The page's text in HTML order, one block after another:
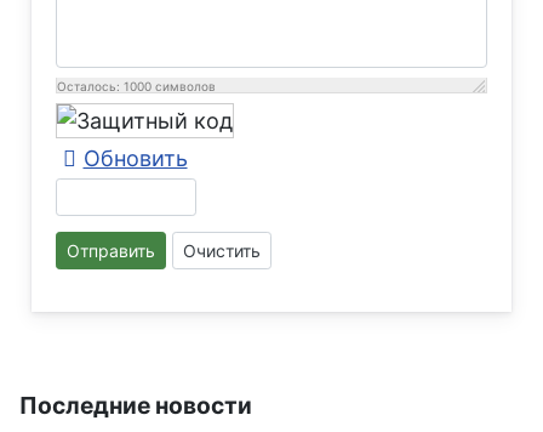
Осталось: 1000 символов
Обновить
Отправить Очистить
Последние новости